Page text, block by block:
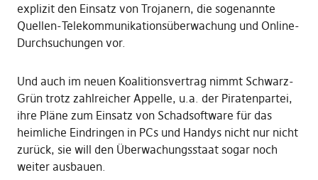
explizit den Einsatz von Trojanern, die sogenannte
Quellen-Telekommunikationsüberwachung und Online-
Durchsuchungen vor.
Und auch im neuen Koalitionsvertrag nimmt Schwarz-
Grün trotz zahlreicher Appelle, u.a. der Piratenpartei,
ihre Pläne zum Einsatz von Schadsoftware für das
heimliche Eindringen in PCs und Handys nicht nur nicht
zurück, sie will den Überwachungsstaat sogar noch
weiter ausbauen.